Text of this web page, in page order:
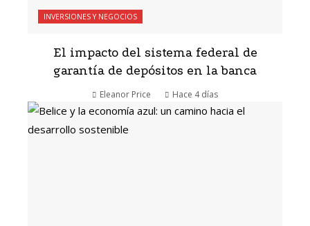
INVERSIONES Y NEGOCIOS
El impacto del sistema federal de
garantía de depósitos en la banca
Eleanor Price Hace 4 días